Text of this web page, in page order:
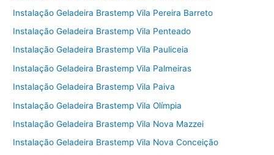
Instalação Geladeira Brastemp Vila Pereira Barreto
Instalação Geladeira Brastemp Vila Penteado
Instalação Geladeira Brastemp Vila Pauliceia
Instalação Geladeira Brastemp Vila Palmeiras
Instalação Geladeira Brastemp Vila Paiva
Instalação Geladeira Brastemp Vila Olímpia
Instalação Geladeira Brastemp Vila Nova Mazzei
Instalação Geladeira Brastemp Vila Nova Conceição